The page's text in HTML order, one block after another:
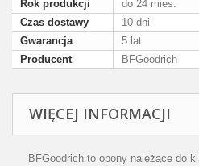
Rok produkcji
do 24 mies.
Czas dostawy
10 dni
Gwarancja
5 lat
Producent
BFGoodrich
WIĘCEJ INFORMACJI
BFGoodrich to opony należące do